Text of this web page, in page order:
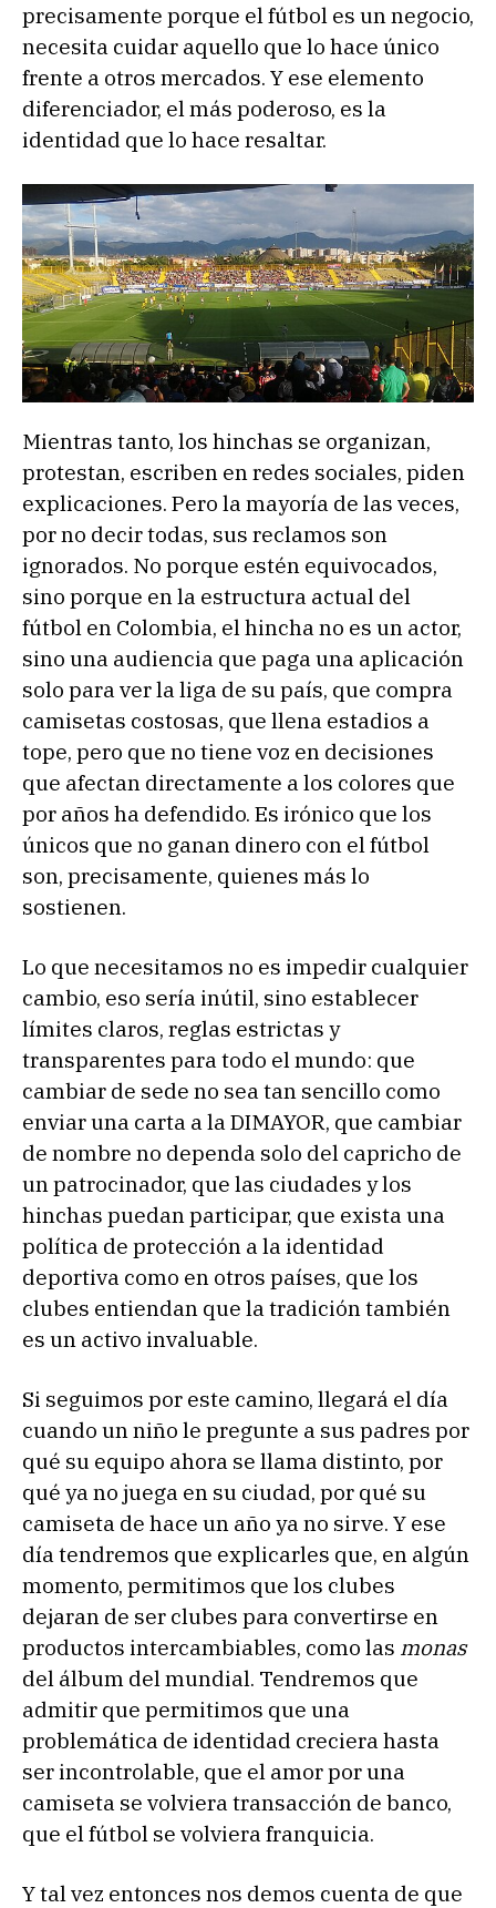
precisamente porque el fútbol es un negocio,
necesita cuidar aquello que lo hace único
frente a otros mercados. Y ese elemento
diferenciador, el más poderoso, es la
identidad que lo hace resaltar.
Mientras tanto, los hinchas se organizan,
protestan, escriben en redes sociales, piden
explicaciones. Pero la mayoría de las veces,
por no decir todas, sus reclamos son
ignorados. No porque estén equivocados,
sino porque en la estructura actual del
fútbol en Colombia, el hincha no es un actor,
sino una audiencia que paga una aplicación
solo para ver la liga de su país, que compra
camisetas costosas, que llena estadios a
tope, pero que no tiene voz en decisiones
que afectan directamente a los colores que
por años ha defendido. Es irónico que los
únicos que no ganan dinero con el fútbol
son, precisamente, quienes más lo
sostienen.
Lo que necesitamos no es impedir cualquier
cambio, eso sería inútil, sino establecer
límites claros, reglas estrictas y
transparentes para todo el mundo: que
cambiar de sede no sea tan sencillo como
enviar una carta a la DIMAYOR, que cambiar
de nombre no dependa solo del capricho de
un patrocinador, que las ciudades y los
hinchas puedan participar, que exista una
política de protección a la identidad
deportiva como en otros países, que los
clubes entiendan que la tradición también
es un activo invaluable.
Si seguimos por este camino, llegará el día
cuando un niño le pregunte a sus padres por
qué su equipo ahora se llama distinto, por
qué ya no juega en su ciudad, por qué su
camiseta de hace un año ya no sirve. Y ese
día tendremos que explicarles que, en algún
momento, permitimos que los clubes
dejaran de ser clubes para convertirse en
productos intercambiables, como las monas
del álbum del mundial. Tendremos que
admitir que permitimos que una
problemática de identidad creciera hasta
ser incontrolable, que el amor por una
camiseta se volviera transacción de banco,
que el fútbol se volviera franquicia.
Y tal vez entonces nos demos cuenta de que